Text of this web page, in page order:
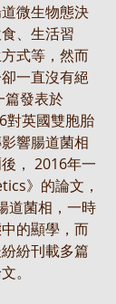
微生物態決
、生活習
式等，然而
一直沒有絕
篇發表於
對英國雙胞胎
響腸道菌相
， 2016年一
》的論文，
道菌相，一時
的顯學，而
紛刊載多篇
。